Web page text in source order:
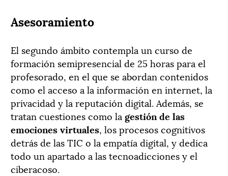
Asesoramiento
El segundo ámbito contempla un curso de
formación semipresencial de 25 horas para el
profesorado, en el que se abordan contenidos
como el acceso a la información en internet, la
privacidad y la reputación digital. Además, se
tratan cuestiones como la gestión de las
emociones virtuales, los procesos cognitivos
detrás de las TIC o la empatía digital, y dedica
todo un apartado a las tecnoadicciones y el
ciberacoso.